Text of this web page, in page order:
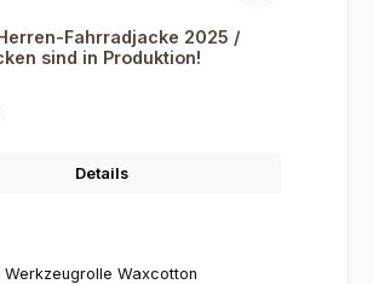
Fahrradjacke 2025 /
sind in Produktion!
Details